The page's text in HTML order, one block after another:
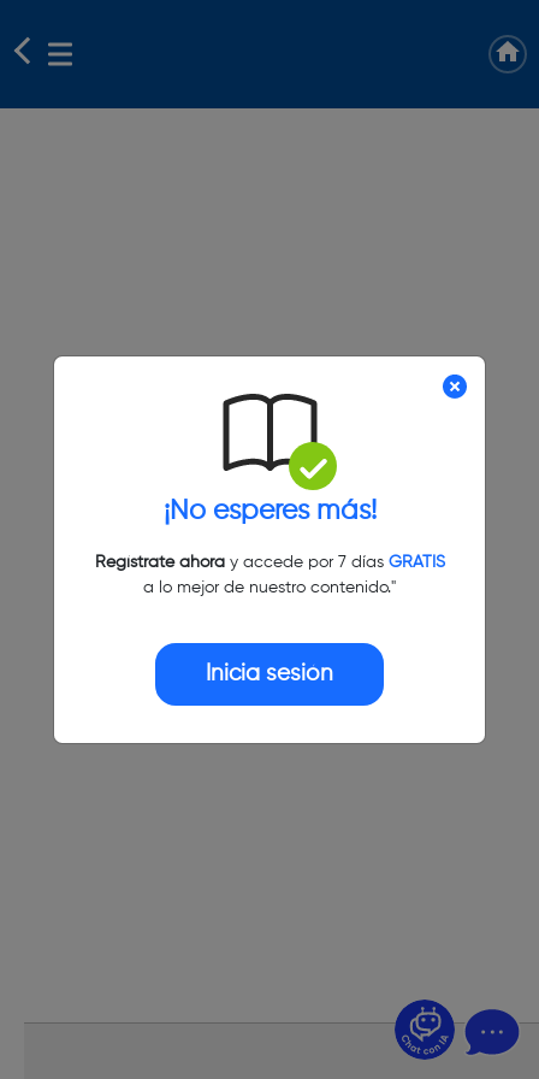
¡No esperes más!
Regístrate ahoray accede por 7 días GRATIS
a lo mejor de nuestro contenido."
Inicia sesión